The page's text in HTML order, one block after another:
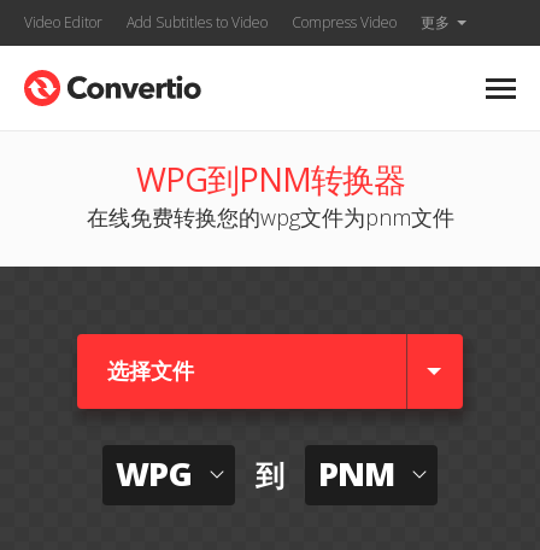
Video Editor Add Subtitles to Video Compress Video 更多
WPG到PNM转换器
在线免费转换您的wpg文件为pnm文件
选择文件
WPG 到 PNM